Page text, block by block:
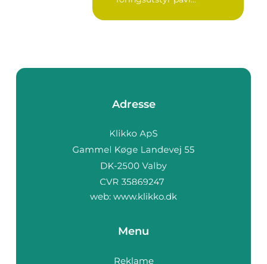
Adresse
web: www.klikko.dk
Menu
Reklame